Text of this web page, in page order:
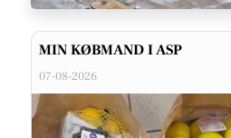
MIN KØBMAND I ASP
07-08-2026